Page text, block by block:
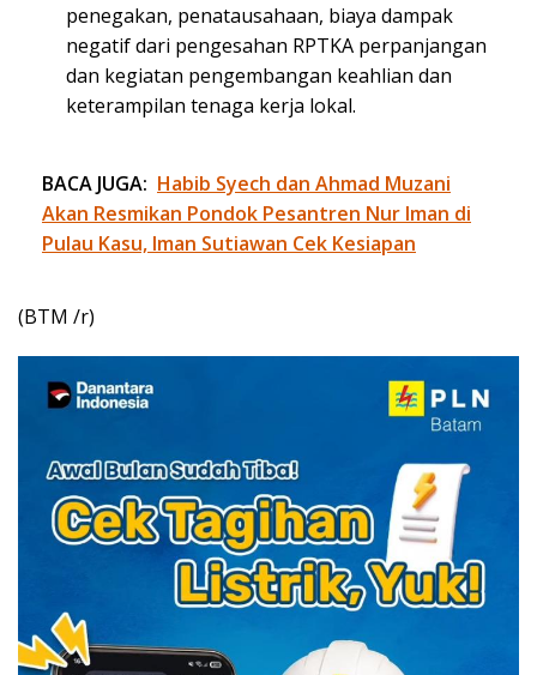
penegakan, penatausahaan, biaya dampak
negatif dari pengesahan RPTKA perpanjangan
dan kegiatan pengembangan keahlian dan
keterampilan tenaga kerja lokal.
BACA JUGA: Habib Syech dan Ahmad Muzani
Akan Resmikan Pondok Pesantren Nur Iman di
Pulau Kasu, Iman Sutiawan Cek Kesiapan
(BTM /r)